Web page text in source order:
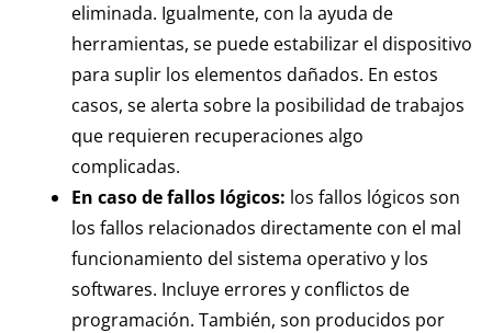
eliminada. Igualmente, con la ayuda de
herramientas, se puede estabilizar el dispositivo
para suplir los elementos dañados. En estos
casos, se alerta sobre la posibilidad de trabajos
que requieren recuperaciones algo
complicadas.
En caso de fallos lógicos: los fallos lógicos son
los fallos relacionados directamente con el mal
funcionamiento del sistema operativo y los
softwares. Incluye errores y conflictos de
programación. También, son producidos por